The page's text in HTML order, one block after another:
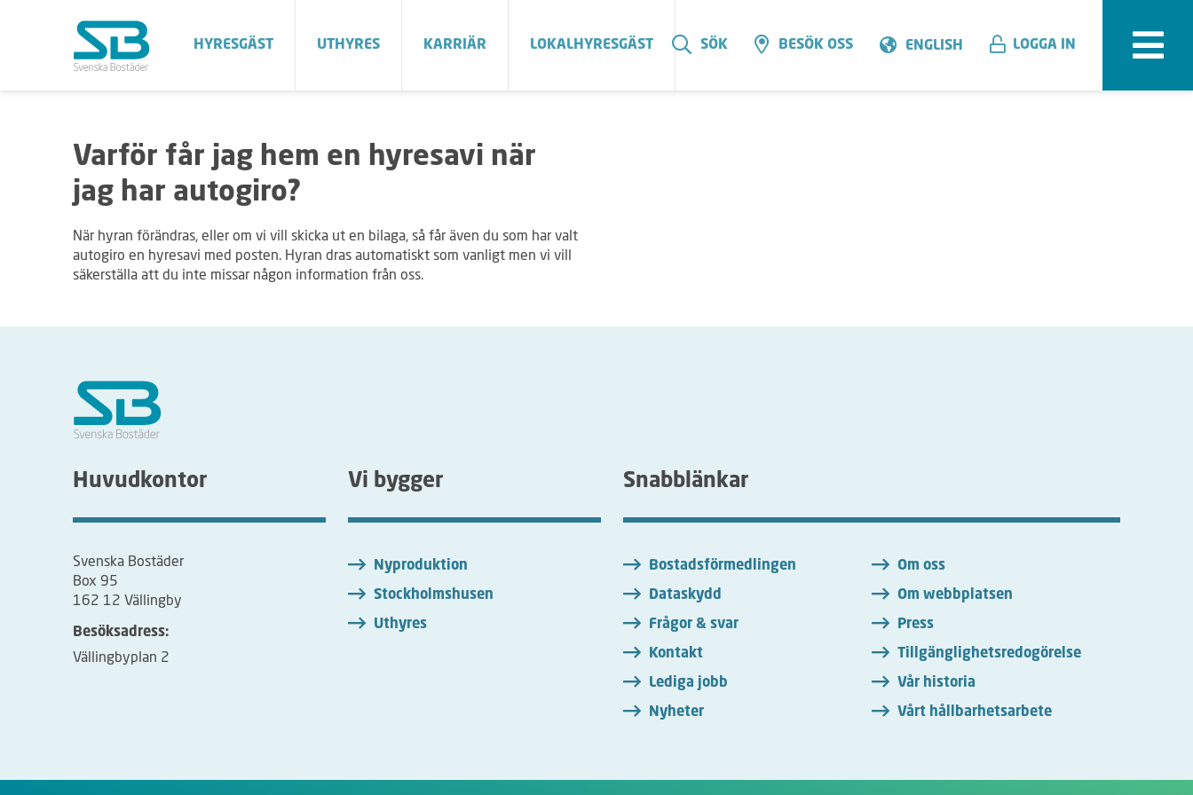
HYRESGÄST UTHYRES KARRIÄR LOKALHYRESGÄST SÖK BESÖK OSS ENGLISH LOGGA IN
Varför får jag hem en hyresavi när
jag har autogiro?
När hyran förändras, eller om vi vill skicka ut en bilaga, så får även du som har valt
autogiro en hyresavi med posten. Hyran dras automatiskt som vanligt men vi vill
säkerställa att du inte missar någon information från oss.
Huvudkontor
Svenska Bostäder
Box 95
162 12 Vällingby
Besöksadress:
Vällingbyplan 2
Vi bygger
Nyproduktion
Stockholmshusen
Uthyres
Snabblänkar
Bostadsförmedlingen
Dataskydd
Frågor & svar
Kontakt
Lediga jobb
Nyheter
Om oss
Om webbplatsen
Press
Tillgänglighetsredogörelse
Vår historia
Vårt hållbarhetsarbete